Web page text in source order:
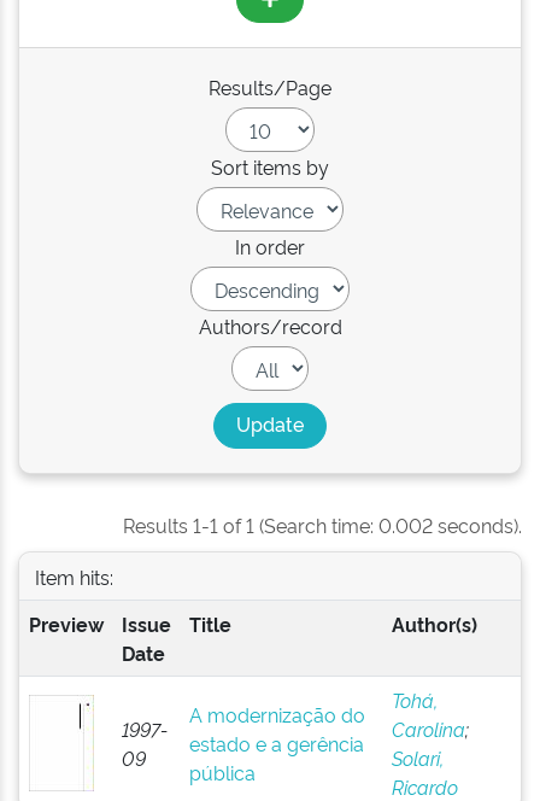
Results/Page
Sort items by
In order
Authors/record
Results 1-1 of 1 (Search time: 0.002 seconds).
Item hits:
Preview
Issue
Date
Title Author(s)
1997-
09
A modernização do
estado e a gerência
pública
Tohá,
Carolina;
Solari,
Ricardo